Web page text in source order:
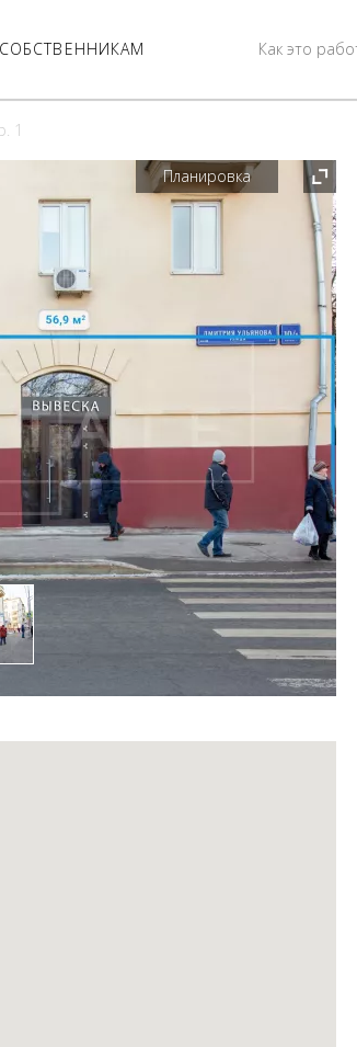
Как это
1
Планировка